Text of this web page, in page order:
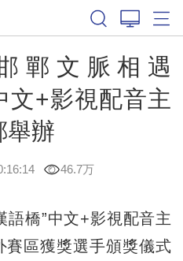
鄲文脈相遇
文+影視配音主
舉辦
46.7万
橋”中文+影視配音主
賽區獲獎選手頒獎儀式